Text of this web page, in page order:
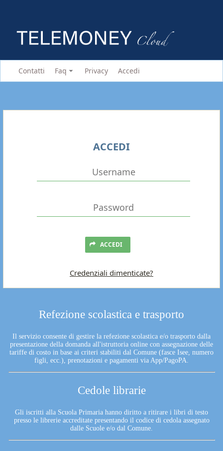
Contatti Faq Privacy Accedi
Refezione scolastica e trasporto
Il servizio consente di gestire la refezione scolastica e/o trasporto dalla
presentazione della domanda all'istruttoria online con assegnazione delle
tariffe di costo in base ai criteri stabiliti dal Comune (fasce Isee, numero
figli, ecc.), prenotazioni e pagamenti via App/PagoPA.
Cedole librarie
Gli iscritti alla Scuola Primaria hanno diritto a ritirare i libri di testo
presso le librerie accreditate presentando il codice di cedola assegnato
dalle Scuole e/o dal Comune.
ACCEDI
ACCEDI
Credenziali dimenticate?